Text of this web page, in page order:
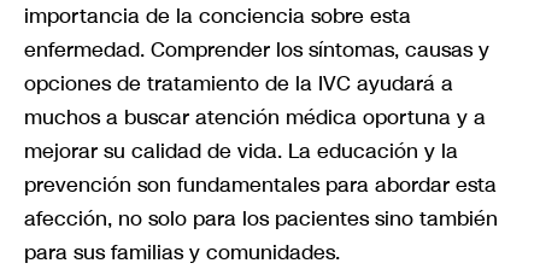
importancia de la conciencia sobre esta
enfermedad. Comprender los síntomas, causas y
opciones de tratamiento de la IVC ayudará a
muchos a buscar atención médica oportuna y a
mejorar su calidad de vida. La educación y la
prevención son fundamentales para abordar esta
afección, no solo para los pacientes sino también
para sus familias y comunidades.